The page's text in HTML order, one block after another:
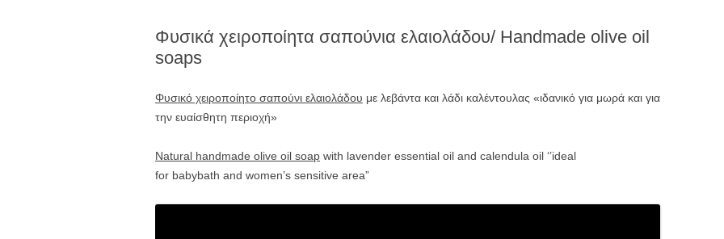
Φυσικά χειροποίητα σαπούνια ελαιολάδου/ Handmade olive oil
soaps
Φυσικό χειροποίητο σαπούνι ελαιολάδου με λεβάντα και λάδι καλέντουλας «ιδανικό για μωρά και για
την ευαίσθητη περιοχή»
Natural handmade olive oil soap with lavender essential oil and calendula oil ‘’ideal
for babybath and women’s sensitive area”